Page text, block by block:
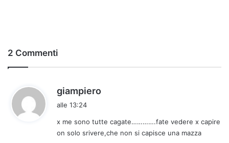
2 Commenti
giampiero
e
t
alle 13:24
x me sono tutte cagate………….fate vedere x capire
on solo srivere,che non si capisce una mazza